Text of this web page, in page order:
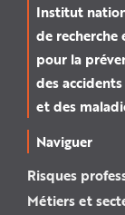
Institut
de recherche
pour la
des
et des
Naviguer
Risques
Métiers et